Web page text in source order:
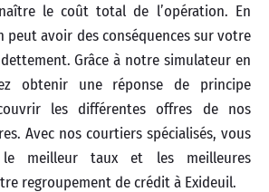
le coût total de l’opération. En
avoir des conséquences sur votre
Grâce à notre simulateur en
obtenir une réponse de principe
les différentes offres de nos
Avec nos courtiers spécialisés, vous
meilleur taux et les meilleures
regroupement de crédit à Exideuil.